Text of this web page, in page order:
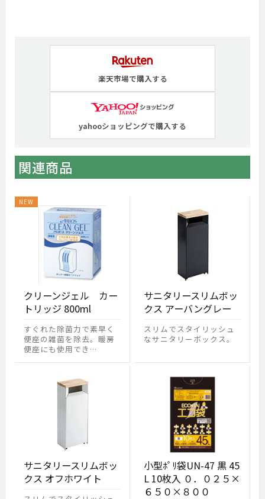
楽天市場で購入する
yahooショッピングで購入する
関連商品
クリーンジェル カー
トリッジ 800ml
すぐれた除菌力で素早く
便座の雑菌を除去。暖房
便座にも使用でき…
サニタリースリムボッ
クス アーバングレー
スリムでスタイリッシュ
なサニタリーボックス。
サニタリースリムボッ
クス オフホワイト
小型ﾎﾟﾘ袋UN-47 黒 45
L 10枚入 ０．０２５×
６５０×８００